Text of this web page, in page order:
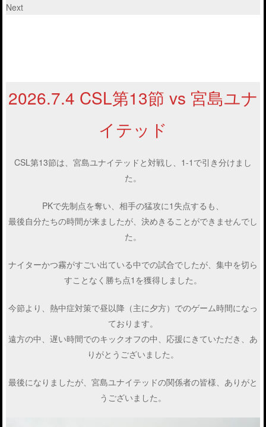
Next
2026.7.4 CSL第13節 vs 宮島ユナ
イテッド
CSL第13節は、宮島ユナイテッドと対戦し、1-1で引き分けまし
た。
PKで先制点を奪い、相手の猛攻に1失点するも、
最後自分たちの時間が来ましたが、決めきることができませんでし
た。
ナイターかつ霧がすごい出ている中での試合でしたが、集中を切ら
すことなく勝ち点1を獲得しました。
今節より、熱中症対策で昼以降（主に夕方）でのゲーム時間になっ
ております。
遠方の中、遅い時間でのキックオフの中、応援にきていただき、あ
りがとうございました。
最後になりましたが、宮島ユナイテッドの関係者の皆様、ありがと
うございました。